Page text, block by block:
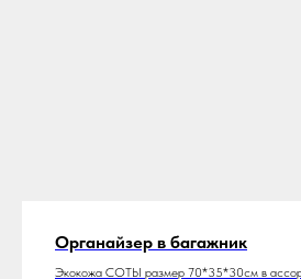
Органайзер в багажник
Экокожа СОТЫ размер 70*35*30см в